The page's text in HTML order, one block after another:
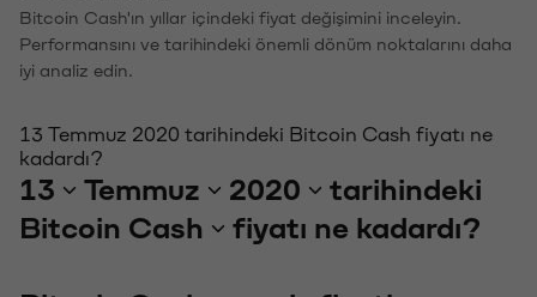
Bitcoin Cash'ın yıllar içindeki fiyat değişimini inceleyin.
Performansını ve tarihindeki önemli dönüm noktalarını daha
iyi analiz edin.
13 Temmuz 2020 tarihindeki Bitcoin Cash fiyatı ne
kadardı?
13 Temmuz 2020
tarihindeki
Bitcoin Cash
fiyatı ne kadardı?